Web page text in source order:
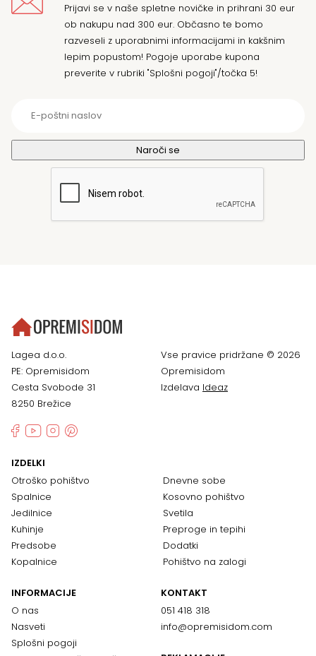
Prijavi se v naše spletne novičke in prihrani 30 eur
ob nakupu nad 300 eur. Občasno te bomo
razveseli z uporabnimi informacijami in kakšnim
lepim popustom! Pogoje uporabe kupona
preverite v rubriki "Splošni pogoji"/točka 5!
Lagea d.o.o.
PE: Opremisidom
Cesta Svobode 31
8250 Brežice
Vse pravice pridržane © 2026
Opremisidom
Izdelava Ideaz
IZDELKI
Otroško pohištvo
Spalnice
Jedilnice
Kuhinje
Predsobe
Kopalnice
Dnevne sobe
Kosovno pohištvo
Svetila
Preproge in tepihi
Dodatki
Pohištvo na zalogi
INFORMACIJE
O nas
Nasveti
Splošni pogoji
KONTAKT
051 418 318
info@opremisidom.com